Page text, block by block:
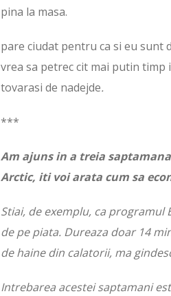
pina la masa.
pare ciudat pentru ca si eu sunt
vrea sa petrec cit mai putin timp
tovarasi de nadejde.
***
Am ajuns in a treia
Arctic, iti voi arata cum sa
Stiai, de exemplu, ca programul
de pe piata. Dureaza doar 14
de haine din calatorii, ma
Intrebarea acestei saptamani